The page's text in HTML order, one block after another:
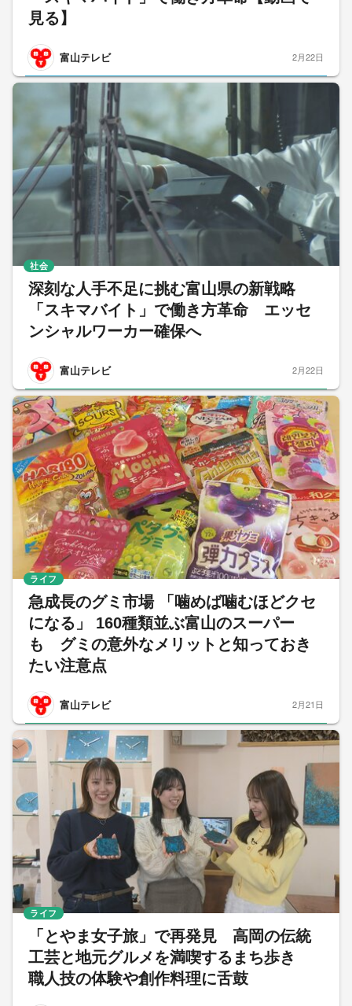
見る】
富山テレビ 2月22日
深刻な人手不足に挑む富山県の新戦略
「スキマバイト」で働き方革命 エッセ
ンシャルワーカー確保へ
富山テレビ
社会
2月22日
急成長のグミ市場 「噛めば噛むほどクセ
になる」 160種類並ぶ富山のスーパー
も グミの意外なメリットと知っておき
たい注意点
富山テレビ
ライフ
2月21日
「とやま女子旅」で再発見 高岡の伝統
工芸と地元グルメを満喫するまち歩き
職人技の体験や創作料理に舌鼓
ライフ